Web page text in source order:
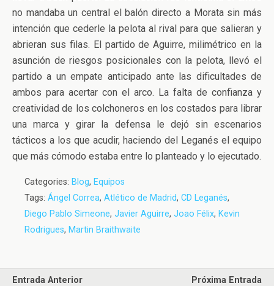
no mandaba un central el balón directo a Morata sin más
intención que cederle la pelota al rival para que salieran y
abrieran sus filas. El partido de Aguirre, milimétrico en la
asunción de riesgos posicionales con la pelota, llevó el
partido a un empate anticipado ante las dificultades de
ambos para acertar con el arco. La falta de confianza y
creatividad de los colchoneros en los costados para librar
una marca y girar la defensa le dejó sin escenarios
tácticos a los que acudir, haciendo del Leganés el equipo
que más cómodo estaba entre lo planteado y lo ejecutado.
Categories: Blog, Equipos
Tags: Ángel Correa, Atlético de Madrid, CD Leganés,
Diego Pablo Simeone, Javier Aguirre, Joao Félix, Kevin
Rodrigues, Martin Braithwaite
Entrada Anterior
Próxima Entrada